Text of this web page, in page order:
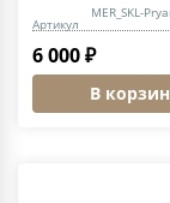
Артикул
MER_SKL-
6 000 ₽
В